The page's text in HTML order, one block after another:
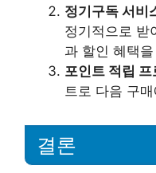
정기구독 서비
정기적으로 받
과 할인 혜택
포인트 적립 프
트로 다음 구
결론